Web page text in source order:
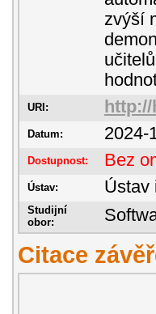
zvýší
URI:
Datum: 2024-
Dostupnost: Bez
Ústav: Ústav
Studijní
obor:
Citace